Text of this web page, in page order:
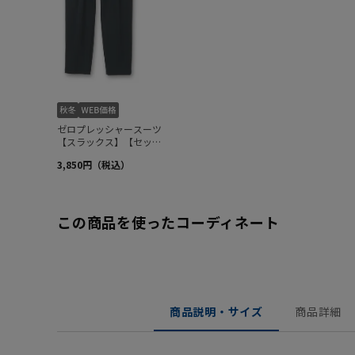
この商品を使ったコーディネート
商品説明・サイズ 商品詳細